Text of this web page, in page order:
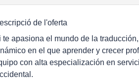
de l'oferta
te apasiona el mundo de la
en el que aprender y crecer
con alta especialización en